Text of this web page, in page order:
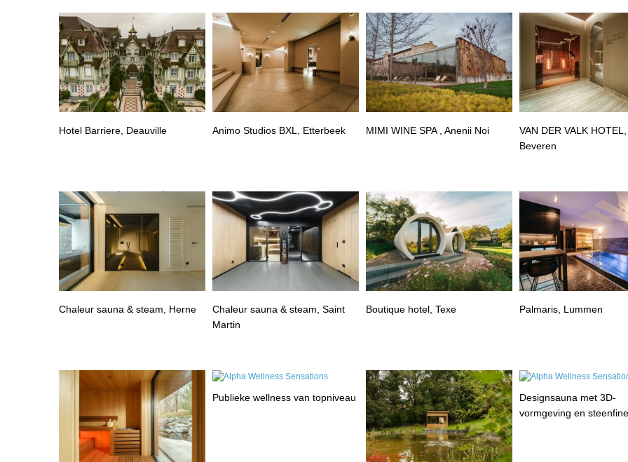
Hotel Barriere, Deauville Animo Studios BXL, Etterbeek MIMI WINE SPA , Anenii Noi
VAN DER VALK HOTEL,
Beveren
Chaleur sauna & steam, Herne
Chaleur sauna & steam, Saint
Martin
Boutique hotel, Texe Palmaris, Lummen
Publieke wellness van topniveau
Designsauna met 3D-
vormgeving en